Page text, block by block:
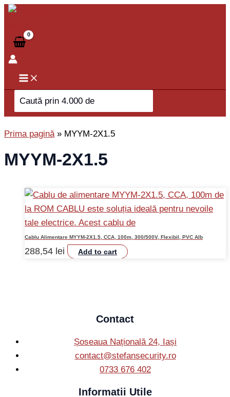
Skip
content
Search
for:
Prima pagină» MYYM-2X1.5
MYYM-2X1.5
Cablu Alimentare MYYM-2X1.5, CCA, 100m, 300/500V, Flexibil, PVC Alb
288,54 lei Add to cart
Contact
Șoseaua Națională 24, Iași
contact@stefansecurity.ro
0733 676 402
Informatii Utile